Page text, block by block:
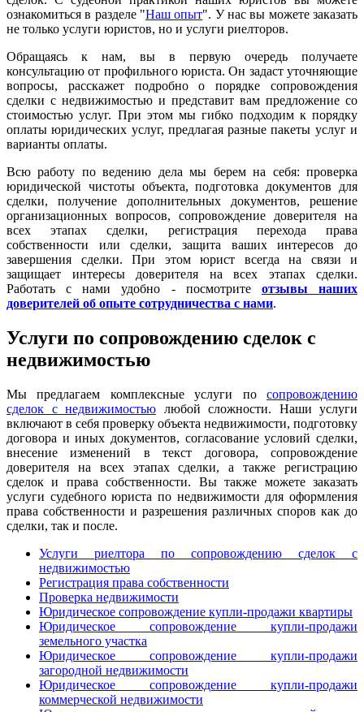
ознакомиться в разделе "Наш опыт". У нас вы можете заказать
не только услуги юристов, но и услуги риелторов.
Обращаясь к нам, вы в первую очередь получаете
консультацию от профильного юриста. Он задаст уточняющие
вопросы, расскажет подробно о порядке сопровождения
сделки с недвижимостью и представит вам предложение со
стоимостью услуг. При этом мы гибко подходим к порядку
оплаты юридических услуг, предлагая разные пакеты услуг и
варианты оплаты.
Всю работу по ведению дела мы берем на себя: проверка
юридической чистоты объекта, подготовка документов для
сделки, получение дополнительных документов, решение
организационных вопросов, сопровождение доверителя на
всех этапах сделки, регистрация перехода права
собственности или сделки, защита ваших интересов до
завершения сделки. При этом юрист всегда на связи и
защищает интересы доверителя на всех этапах сделки.
Работать с нами удобно - посмотрите отзывы наших
доверителей об опыте сотрудничества с нами.
Услуги по сопровождению сделок с
недвижимостью
Мы предлагаем комплексные услуги по сопровождению
сделок с недвижимостью любой сложности. Наши услуги
включают в себя проверку объекта недвижимости, подготовку
договора и иных документов, согласование условий сделки,
внесение изменений в текст договора, сопровождение
доверителя на всех этапах сделки, а также регистрацию
сделок и права собственности. Вы также можете заказать
услуги судебного юриста по недвижимости для оформления
права собственности и разрешения различных споров как до
сделки, так и после.
Услуги риелтора по сопровождению сделок с
недвижимостью
Регистрация права собственности
Проверка недвижимости
Юридическое сопровождение купли-продажи квартиры
Юридическое сопровождение купли-продажи
земельного участка
Юридическое сопровождение купли-продажи
загородной недвижимости
Юридическое сопровождение купли-продажи
коммерческой недвижимости